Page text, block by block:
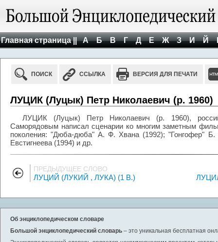
Главная страница || А Б В Г Д Е Ж З И Й
ПОИСК ССЫЛКА ВЕРСИЯ ДЛЯ ПЕЧАТИ
ЛУЦИК (Луцык) Петр Николаевич (р. 1960)
ЛУЦИК (Луцык) Петр Николаевич (р. 1960),
Саморядовым написал сценарии ко многим заметным
поколения: "Дюба-дюба" А. Ф. Хвана (1992); "Гонгофер"
Евстигнеева (1994) и др.
ПРЕДЫДУЩЕЕ СЛОВО
ЛУЦИЙ (ЛУКИЙ , ЛУКА) (1 В.)
Об энциклопедическом словаре
Большой энциклопедический словарь – это уникальная бесплатная